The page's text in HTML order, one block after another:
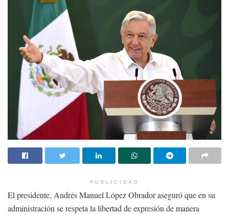
“es difícil que no nos expliquen
por qué nos quieren cambiar de
administración a estas alturas y
por qué abrir una convocatoria si
es que ya se habían otorgado”.
Lo Mas Destacado
manifestación en Zacatecas
Orquesta de Cámara y Coro de Zacatecas
PUBLICIDAD
El presidente, Andrés Manuel López Obrador aseguró que en su
administración se respeta la libertad de expresión de manera